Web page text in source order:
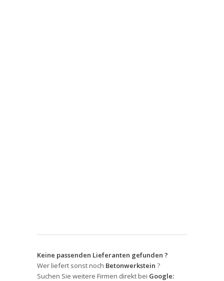
Keine passenden Lieferanten gefunden ?
Wer liefert sonst noch Betonwerkstein ?
Suchen Sie weitere Firmen direkt bei Google: